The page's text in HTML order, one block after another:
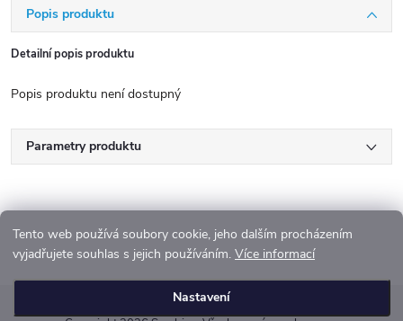
Tento web používá soubory cookie, jeho dalším procházením
vyjadřujete souhlas s jejich používáním. Více informací
Nastavení
Popis produktu
Detailní popis produktu
Popis produktu není dostupný
Parametry produktu